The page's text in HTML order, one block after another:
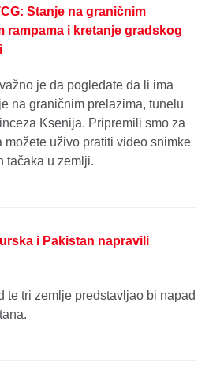
Stanje na graničnim
rampama i kretanje gradskog
je da pogledate da li ima
na graničnim prelazima, tunelu
Ksenija. Pripremili smo za
možete uživo pratiti video snimke
tačaka u zemlji.
i Pakistan napravili
te tri zemlje predstavljao bi napad